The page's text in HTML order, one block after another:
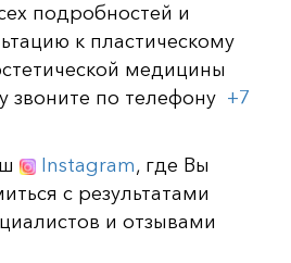
подробностей и
к пластическому
медицины
звоните по телефону +7
Instagram, где Вы
с результатами
и отзывами